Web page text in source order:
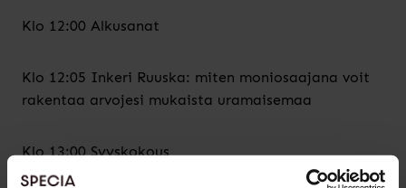
Klo 12:00 Alkusanat
Klo 12:05 Inkeri Ruuska: miten moniosaajana voit
rakentaa arvojesi mukaista uramaisemaa
Klo 13:00 Syyskokous